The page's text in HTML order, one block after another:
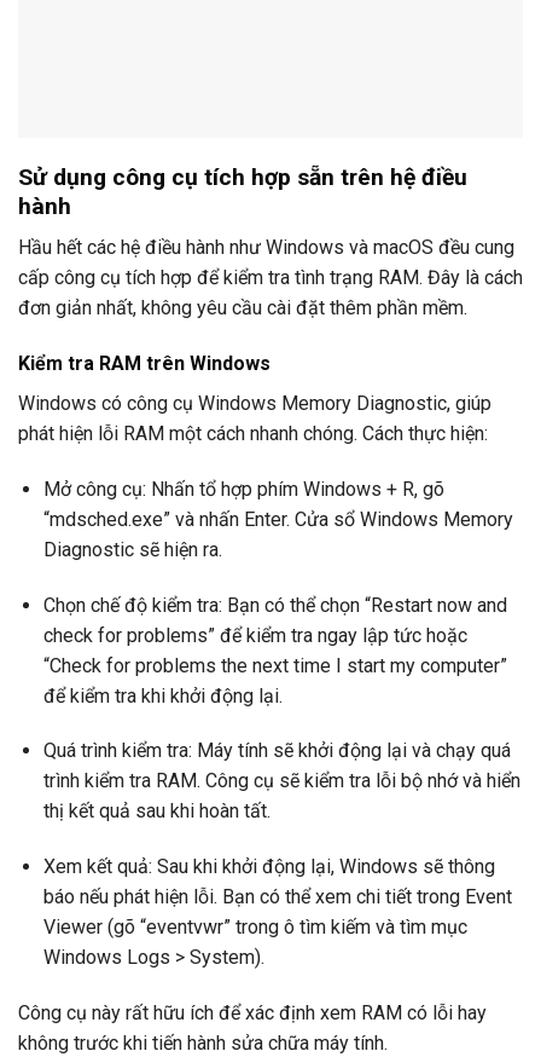
Sử dụng công cụ tích hợp sẵn trên hệ điều
hành
Hầu hết các hệ điều hành như Windows và macOS đều cung
cấp công cụ tích hợp để kiểm tra tình trạng RAM. Đây là cách
đơn giản nhất, không yêu cầu cài đặt thêm phần mềm.
Kiểm tra RAM trên Windows
Windows có công cụ Windows Memory Diagnostic, giúp
phát hiện lỗi RAM một cách nhanh chóng. Cách thực hiện:
Mở công cụ: Nhấn tổ hợp phím Windows + R, gõ
“mdsched.exe” và nhấn Enter. Cửa sổ Windows Memory
Diagnostic sẽ hiện ra.
Chọn chế độ kiểm tra: Bạn có thể chọn “Restart now and
check for problems” để kiểm tra ngay lập tức hoặc
“Check for problems the next time I start my computer”
để kiểm tra khi khởi động lại.
Quá trình kiểm tra: Máy tính sẽ khởi động lại và chạy quá
trình kiểm tra RAM. Công cụ sẽ kiểm tra lỗi bộ nhớ và hiển
thị kết quả sau khi hoàn tất.
Xem kết quả: Sau khi khởi động lại, Windows sẽ thông
báo nếu phát hiện lỗi. Bạn có thể xem chi tiết trong Event
Viewer (gõ “eventvwr” trong ô tìm kiếm và tìm mục
Windows Logs > System).
Công cụ này rất hữu ích để xác định xem RAM có lỗi hay
không trước khi tiến hành sửa chữa máy tính.